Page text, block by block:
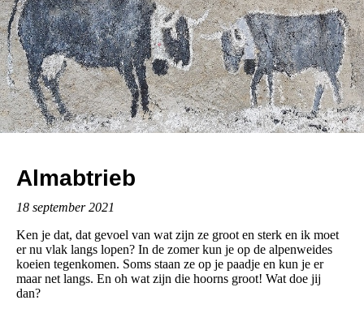
Almabtrieb
18 september 2021
Ken je dat, dat gevoel van wat zijn ze groot en sterk en ik moet
er nu vlak langs lopen? In de zomer kun je op de alpenweides
koeien tegenkomen. Soms staan ze op je paadje en kun je er
maar net langs. En oh wat zijn die hoorns groot! Wat doe jij
dan?